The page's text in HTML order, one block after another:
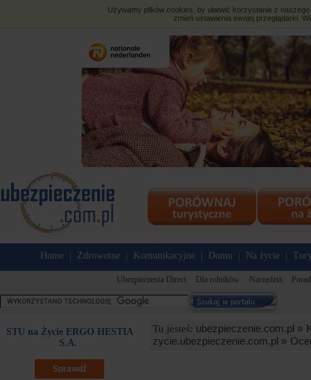
Używamy plików cookies, by ułatwić korzystanie z
zmień ustawienia swojej przeglądarki.
Home Zdrowotne Komunikacyjne Domu Na życie
Ubezpieczenia Direct Dla rolników Narzędzia
STU na Życie ERGO HESTIA
S.A.
Sprawdź
Tu jesteś: ubezpieczenie.com.pl »
zycie.ubezpieczenie.com.pl »